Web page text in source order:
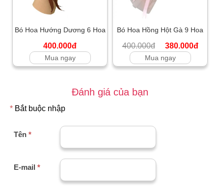
Bó Hoa Hướng Dương 6 Hoa
400.000đ
Mua ngay
Bó Hoa Hồng Hột Gà 9 Hoa
400.000đ 380.000đ
Mua ngay
Đánh giá của bạn
* Bắt buộc nhập
Tên *
E-mail *